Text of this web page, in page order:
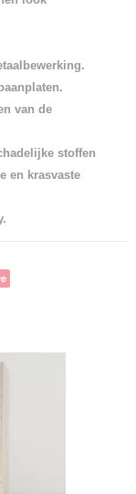
van de
stoffen
en krasvaste